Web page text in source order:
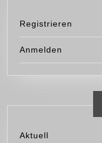
Registrieren
Anmelden
Aktuell